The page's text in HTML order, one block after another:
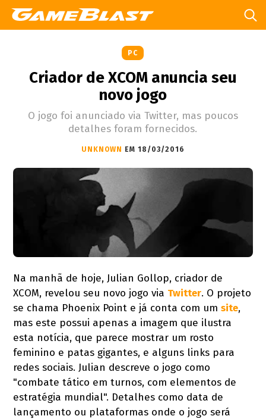
PC
Criador de XCOM anuncia seu
novo jogo
O jogo foi anunciado via Twitter, mas poucos
detalhes foram fornecidos.
UNKNOWN EM 18/03/2016
Na manhã de hoje, Julian Gollop, criador de
XCOM, revelou seu novo jogo via Twitter. O projeto
se chama Phoenix Point e já conta com umsite,
mas este possui apenas a imagem que ilustra
esta notícia, que parece mostrar um rosto
feminino e patas gigantes, e alguns links para
redes sociais. Julian descreve o jogo como
"combate tático em turnos, com elementos de
estratégia mundial". Detalhes como data de
lançamento ou plataformas onde o jogo será